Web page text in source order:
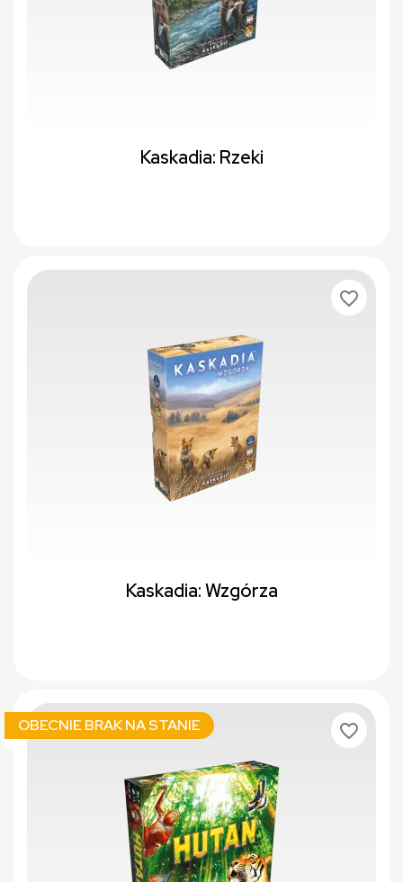
Kaskadia: Rzeki
Kaskadia: Wzgórza
favorite_border
OBECNIE BRAK NA STANIE favorite_border